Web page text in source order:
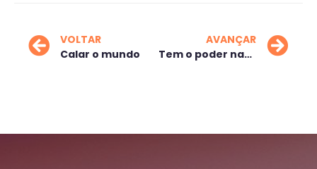
VOLTAR
Calar o mundo
AVANÇAR
Tem o poder nas mãos, mas não sabe o que fazer! “